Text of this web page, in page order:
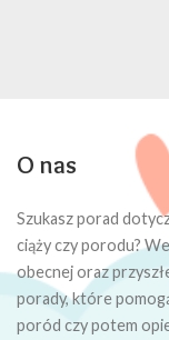
O nas
Szukasz porad
ciąży czy porodu?
obecnej oraz
porady, które
poród czy potem